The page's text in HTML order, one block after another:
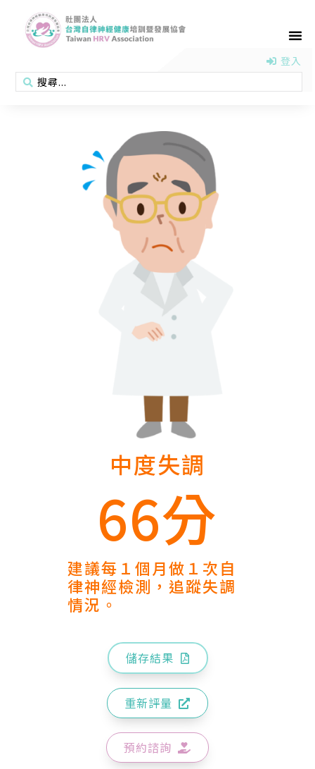
登入
中度失調
66分
建議每１個月做１次自
律神經檢測，追蹤失調
情況。
儲存結果
重新評量
預約諮詢